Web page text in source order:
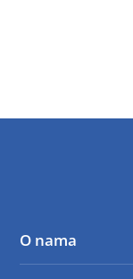
O nama